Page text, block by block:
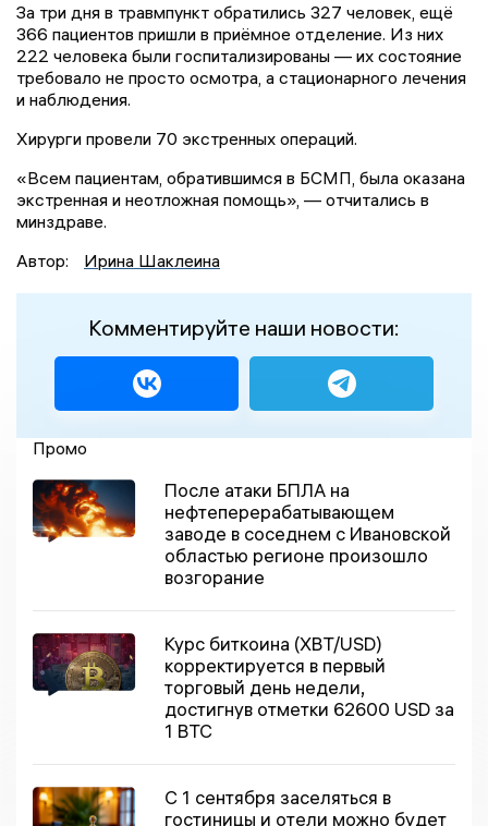
За три дня в травмпункт обратились 327 человек, ещё
366 пациентов пришли в приёмное отделение. Из них
222 человека были госпитализированы — их состояние
требовало не просто осмотра, а стационарного лечения
и наблюдения.
Хирурги провели 70 экстренных операций.
«Всем пациентам, обратившимся в БСМП, была оказана
экстренная и неотложная помощь», — отчитались в
минздраве.
Автор:
Ирина Шаклеина
Комментируйте наши новости:
Промо
После атаки БПЛА на
нефтеперерабатывающем
заводе в соседнем с Ивановской
областью регионе произошло
возгорание
Курс биткоина (XBT/USD)
корректируется в первый
торговый день недели,
достигнув отметки 62600 USD за
1 BTC
С 1 сентября заселяться в
гостиницы и отели можно будет